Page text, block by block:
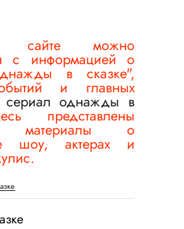
можно
с информацией о
в сказке",
и главных
сериал однажды в
представлены
материалы о
шоу, актерах и